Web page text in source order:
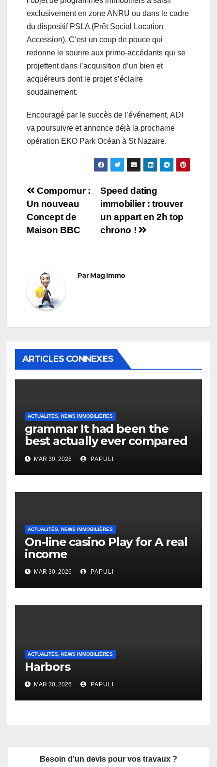
exclusivement en zone ANRU ou dans le cadre
du dispositif PSLA (Prêt Social Location
Accession). C’est un coup de pouce qui
redonne le sourire aux primo-accédants qui se
projettent dans l’acquisition d’un bien et
acquéreurs dont le projet s’éclaire
soudainement.
Encouragé par le succès de l’événement, ADI
va poursuivre et annonce déjà la prochaine
opération EKO Park Océan à St Nazaire.
Navigation
de
l’article
Speed dating
immobilier : trouver
un appart en 2h top
chrono !
Compomur :
Un nouveau
Concept de
Maison BBC
ParMag Immo
ARTICLES CONNEXES
ACTUALITÉS, NEWS IMMOBILIÈRES
grammar It had been the
best actually ever compared
to it’s the top actually?
English Vocabulary Learners
Heap Change
MAR 30, 2026 PAPULI
ACTUALITÉS, NEWS IMMOBILIÈRES
On-line casino Play for A real
income
MAR 30, 2026 PAPULI
ACTUALITÉS, NEWS IMMOBILIÈRES
Harbors
MAR 30, 2026 PAPULI
Besoin d’un devis pour vos travaux ?